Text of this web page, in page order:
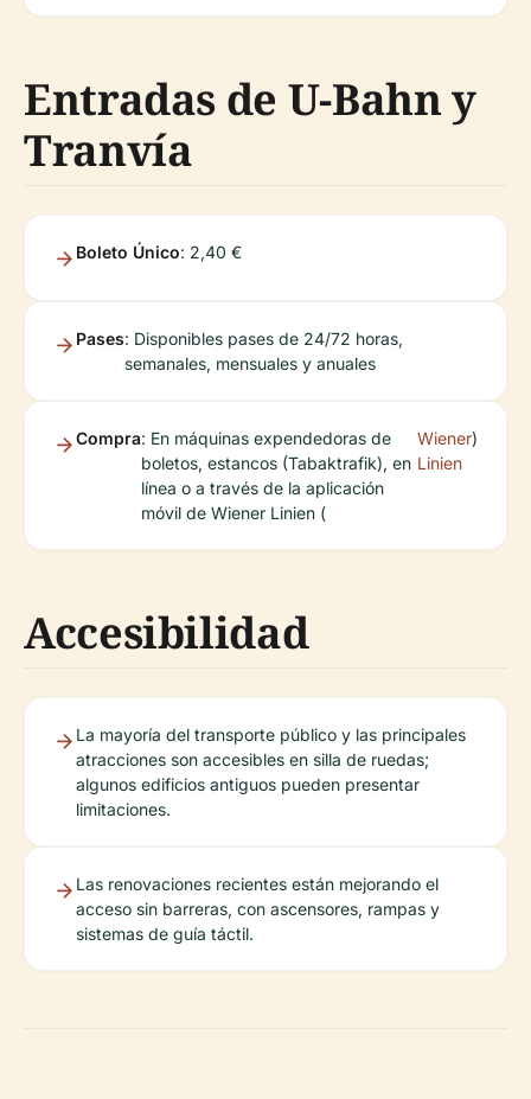
Entradas de U-Bahn y
Tranvía
Boleto Único: 2,40 €
Pases: Disponibles pases de 24/72 horas,
semanales, mensuales y anuales
Compra: En máquinas expendedoras de
boletos, estancos (Tabaktrafik), en
línea o a través de la aplicación
móvil de Wiener Linien (
Wiener
Linien
)
Accesibilidad
La mayoría del transporte público y las principales
atracciones son accesibles en silla de ruedas;
algunos edificios antiguos pueden presentar
limitaciones.
Las renovaciones recientes están mejorando el
acceso sin barreras, con ascensores, rampas y
sistemas de guía táctil.